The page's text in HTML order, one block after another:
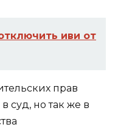
иви от
прав
суд, но так же в